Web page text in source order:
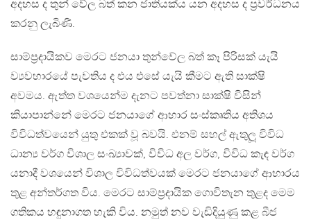
අදහස ද තුන් වේල බත් කන ජාතියක්ය යන අදහස ද ප්‍රවර්ධනය
කරනු ලැබිණි.
සාම්ප්‍රදායිකව මෙරට ජනයා තුන්වේල බත් කෑ පිරිසක් යැයි
ව්‍යවහාරයේ පැවතිය ද එය එසේ යැයි කීමට ඇති සාක්ෂි
අවමය. ඇත්ත වශයෙන්ම දැනට පවත්නා සාක්ෂි විසින්
කියාපාන්නේ මෙරට ජනයාගේ ආහාර සංස්කෘතිය අතිශය
විවිධත්වයෙන් යුතු එකක් වූ බවයි. එනම් සහල් ඇතුලූ‍ විවිධ
ධාන්‍ය වර්ග විශාල සංඛ්‍යාවක්, විවිධ අල වර්ග, විවිධ කැඳ වර්ග
යනාදී වශයෙන් විශාල විවිධත්වයක් මෙරට ජනයාගේ ආහාරය
තුළ අන්තර්ගත විය. මෙරට සාම්ප්‍රදායික ගොවිතැන තුළද මෙම
ගතිකය හඳුනාගත හැකි විය. නමුත් නව වැඩිදියුණු කළ බීජ